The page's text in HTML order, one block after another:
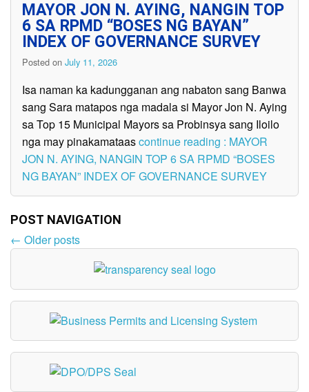
MAYOR JON N. AYING, NANGIN TOP
6 SA RPMD “BOSES NG BAYAN”
INDEX OF GOVERNANCE SURVEY
Posted on July 11, 2026
Isa naman ka kadungganan ang nabaton sang Banwa
sang Sara matapos nga madala si Mayor Jon N. Aying
sa Top 15 Municipal Mayors sa Probinsya sang Iloilo
nga may pinakamataascontinue reading : MAYOR
JON N. AYING, NANGIN TOP 6 SA RPMD “BOSES
NG BAYAN” INDEX OF GOVERNANCE SURVEY
POST NAVIGATION
Post
← Older posts